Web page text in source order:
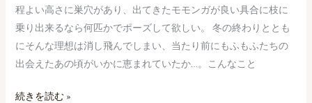
程よい高さに巣穴があり、出てきたモモンガが良い具合に枝に
乗り出来るなら何匹かでポーズして欲しい。 冬の終わりととも
にそんな理想は消し飛んでしまい、当たり前にもふもふたちの
出会えたあの頃がいかに恵まれていたか…。こんなこと
続きを読む »